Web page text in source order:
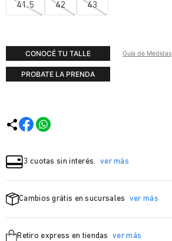
41.5 42 43
CONOCÉ TU TALLE Guía de Medidas
PROBATE LA PRENDA
3 cuotas sin interés. ver más
Cambios grátis en sucursales ver más
Retiro express en tiendas ver más